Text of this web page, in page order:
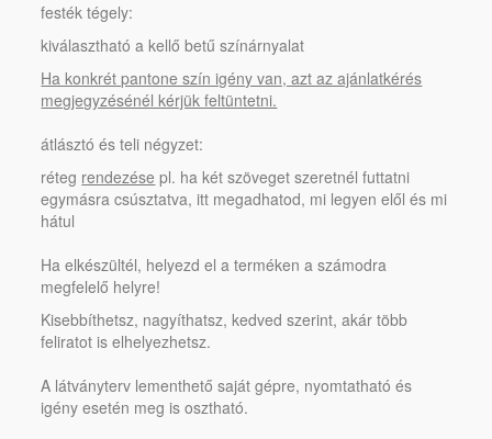
festék tégely:
kiválasztható a kellő betű színárnyalat
Ha konkrét pantone szín igény van, azt az ajánlatkérés
megjegyzésénél kérjük feltüntetni.
átlásztó és teli négyzet:
réteg rendezése pl. ha két szöveget szeretnél futtatni
egymásra csúsztatva, itt megadhatod, mi legyen elől és mi
hátul
Ha elkészültél, helyezd el a terméken a számodra
megfelelő helyre!
Kisebbíthetsz, nagyíthatsz, kedved szerint, akár több
feliratot is elhelyezhetsz.
A látványterv lementhető saját gépre, nyomtatható és
igény esetén meg is osztható.